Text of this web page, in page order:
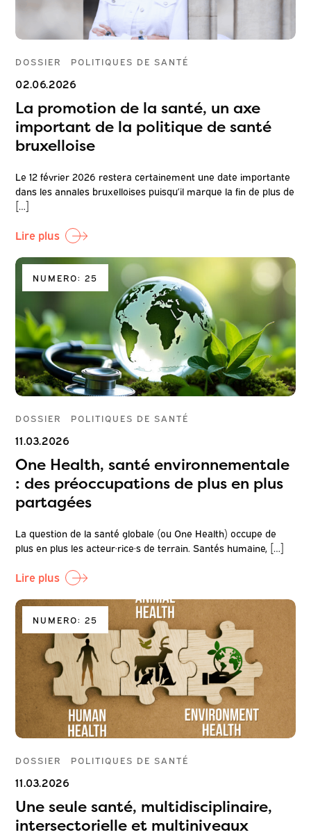
DOSSIER POLITIQUES DE SANTÉ
02.06.2026
La promotion de la santé, un axe
important de la politique de santé
bruxelloise
Le 12 février 2026 restera certainement une date importante
dans les annales bruxelloises puisqu’il marque la fin de plus de
[…]
Lire plus
NUMERO: 25
DOSSIER POLITIQUES DE SANTÉ
11.03.2026
One Health, santé environnementale
: des préoccupations de plus en plus
partagées
La question de la santé globale (ou One Health) occupe de
plus en plus les acteur·rice·s de terrain. Santés humaine, […]
Lire plus
NUMERO: 25
DOSSIER POLITIQUES DE SANTÉ
11.03.2026
Une seule santé, multidisciplinaire,
intersectorielle et multiniveaux